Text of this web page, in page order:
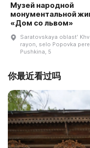
Музей народной
монументальной
«Дом со львом»
Saratovskaya oblastʹ
rayon, selo Popovka
Pushkina, 5
你最近看过吗